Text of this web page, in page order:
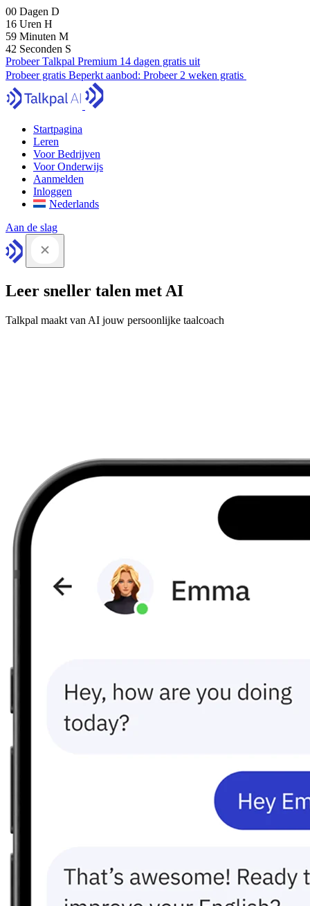
00 Dagen D
16 Uren H
59 Minuten M
41 Seconden S
Probeer Talkpal Premium 14 dagen gratis uit
Probeer gratis Beperkt aanbod: Probeer 2 weken gratis
Startpagina
Leren
Voor Bedrijven
Voor Onderwijs
Aanmelden
Inloggen
Nederlands
Aan de slag
Leer sneller talen met AI
Talkpal maakt van AI jouw persoonlijke taalcoach